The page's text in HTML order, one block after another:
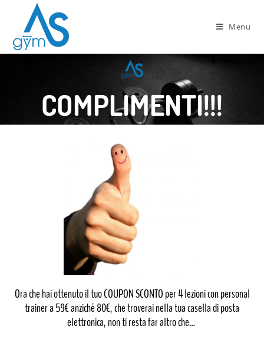
Menu
COMPLIMENTI!!!
Ora che hai ottenuto il tuo COUPON SCONTO per 4 lezioni con personal
trainer a 59€ anziché 80€, che troverai nella tua casella di posta
elettronica, non ti resta far altro che…